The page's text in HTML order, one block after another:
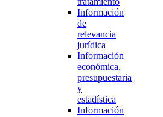
Información
de
relevancia
jurídica
Información
económica,
presupuestaria
y
estadística
Información